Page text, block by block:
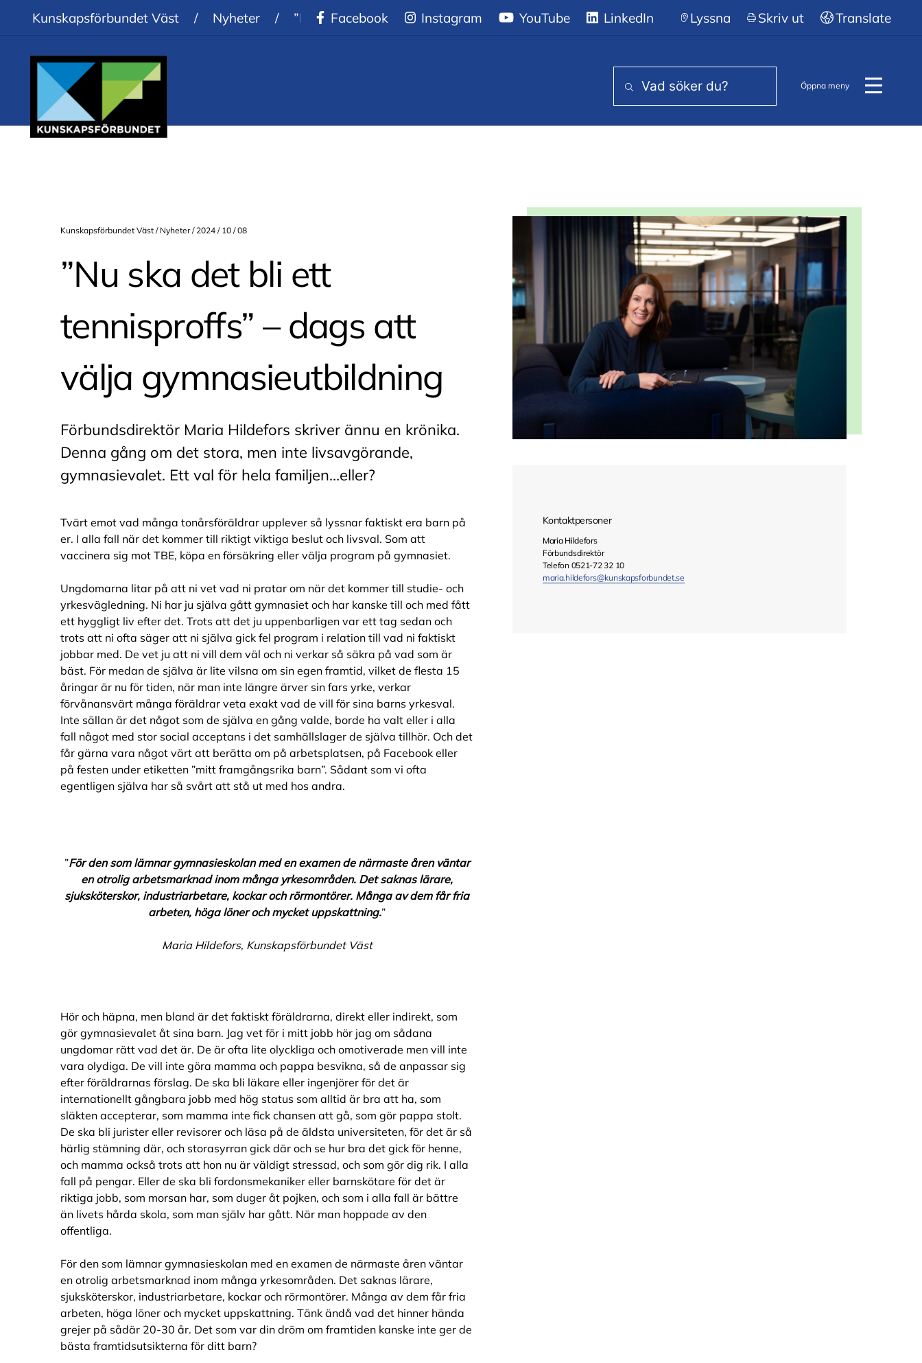
Kunskapsförbundet Väst / Nyheter / ”Nu ska det bli ett tennisproffs” – dags att välja gymnasieutbildning
Facebook Instagram YouTube LinkedIn Lyssna Skriv ut Translate
Öppna meny
Kunskapsförbundet Väst / Nyheter/ 2024 / 10 / 08
”Nu ska det bli ett
tennisproffs” – dags att
välja gymnasieutbildning
Förbundsdirektör Maria Hildefors skriver ännu en krönika.
Denna gång om det stora, men inte livsavgörande,
gymnasievalet. Ett val för hela familjen…eller?
Tvärt emot vad många tonårsföräldrar upplever så lyssnar faktiskt era barn på
er. I alla fall när det kommer till riktigt viktiga beslut och livsval. Som att
vaccinera sig mot TBE, köpa en försäkring eller välja program på gymnasiet.
Ungdomarna litar på att ni vet vad ni pratar om när det kommer till studie- och
yrkesvägledning. Ni har ju själva gått gymnasiet och har kanske till och med fått
ett hyggligt liv efter det. Trots att det ju uppenbarligen var ett tag sedan och
trots att ni ofta säger att ni själva gick fel program i relation till vad ni faktiskt
jobbar med. De vet ju att ni vill dem väl och ni verkar så säkra på vad som är
bäst. För medan de själva är lite vilsna om sin egen framtid, vilket de flesta 15
åringar är nu för tiden, när man inte längre ärver sin fars yrke, verkar
förvånansvärt många föräldrar veta exakt vad de vill för sina barns yrkesval.
Inte sällan är det något som de själva en gång valde, borde ha valt eller i alla
fall något med stor social acceptans i det samhällslager de själva tillhör. Och det
får gärna vara något värt att berätta om på arbetsplatsen, på Facebook eller
på festen under etiketten ”mitt framgångsrika barn”. Sådant som vi ofta
egentligen själva har så svårt att stå ut med hos andra.
”För den som lämnar gymnasieskolan med en examen de närmaste åren väntar
en otrolig arbetsmarknad inom många yrkesområden. Det saknas lärare,
sjuksköterskor, industriarbetare, kockar och rörmontörer. Många av dem får fria
arbeten, höga löner och mycket uppskattning.”
Maria Hildefors, Kunskapsförbundet Väst
Hör och häpna, men bland är det faktiskt föräldrarna, direkt eller indirekt, som
gör gymnasievalet åt sina barn. Jag vet för i mitt jobb hör jag om sådana
ungdomar rätt vad det är. De är ofta lite olyckliga och omotiverade men vill inte
vara olydiga. De vill inte göra mamma och pappa besvikna, så de anpassar sig
efter föräldrarnas förslag. De ska bli läkare eller ingenjörer för det är
internationellt gångbara jobb med hög status som alltid är bra att ha, som
släkten accepterar, som mamma inte fick chansen att gå, som gör pappa stolt.
De ska bli jurister eller revisorer och läsa på de äldsta universiteten, för det är så
härlig stämning där, och storasyrran gick där och se hur bra det gick för henne,
och mamma också trots att hon nu är väldigt stressad, och som gör dig rik. I alla
fall på pengar. Eller de ska bli fordonsmekaniker eller barnskötare för det är
riktiga jobb, som morsan har, som duger åt pojken, och som i alla fall är bättre
än livets hårda skola, som man själv har gått. När man hoppade av den
offentliga.
För den som lämnar gymnasieskolan med en examen de närmaste åren väntar
en otrolig arbetsmarknad inom många yrkesområden. Det saknas lärare,
sjuksköterskor, industriarbetare, kockar och rörmontörer. Många av dem får fria
arbeten, höga löner och mycket uppskattning. Tänk ändå vad det hinner hända
grejer på sådär 20-30 år. Det som var din dröm om framtiden kanske inte ger de
bästa framtidsutsikterna för ditt barn?
Kontaktpersoner
Maria Hildefors
Förbundsdirektör
Telefon 0521-72 32 10
maria.hildefors@kunskapsforbundet.se